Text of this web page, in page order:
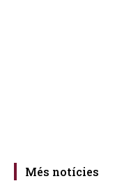
Més notícies